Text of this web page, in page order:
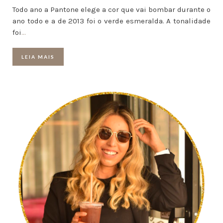
Todo ano a Pantone elege a cor que vai bombar durante o
ano todo e a de 2013 foi o verde esmeralda. A tonalidade
foi…
LEIA MAIS